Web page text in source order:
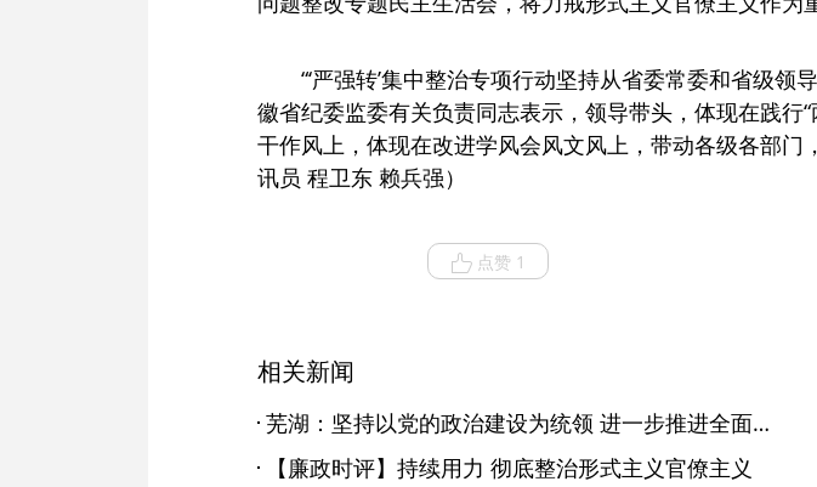
“‘严强转’集中整治专项行动坚持从省委常委和省级
徽省纪委监委有关负责同志表示，领导带头，体现在践行
干作风上，体现在改进学风会风文风上，带动各级各部
讯员 程卫东 赖兵强）
点赞 1
相关新闻
芜湖：坚持以党的政治建设为统领 进一步推进全面从严治党向纵深发展
【廉政时评】持续用力 彻底整治形式主义官僚主义